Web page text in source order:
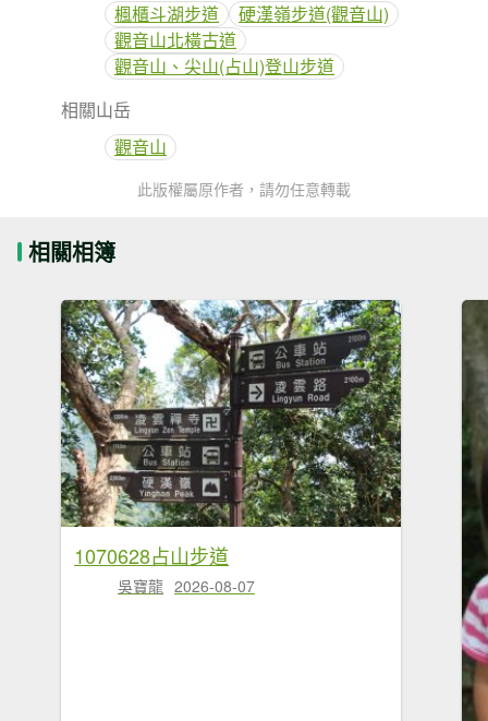
楓櫃斗湖步道
硬漢嶺步道(觀音山)
觀音山北橫古道
觀音山、尖山(占山)登山步道
相關山岳
觀音山
此版權屬原作者，請勿任意轉載
相關相簿
1070628占山步道
吳寶龍 2026-08-07